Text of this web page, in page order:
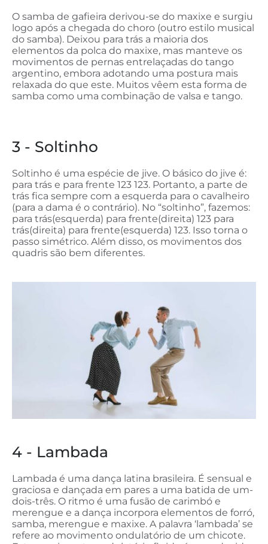
O samba de gafieira derivou-se do maxixe e surgiu
logo após a chegada do choro (outro estilo musical
do samba). Deixou para trás a maioria dos
elementos da polca do maxixe, mas manteve os
movimentos de pernas entrelaçadas do tango
argentino, embora adotando uma postura mais
relaxada do que este. Muitos vêem esta forma de
samba como uma combinação de valsa e tango.
3 - Soltinho
Soltinho é uma espécie de jive. O básico do jive é:
para trás e para frente 123 123. Portanto, a parte de
trás fica sempre com a esquerda para o cavalheiro
(para a dama é o contrário). No “soltinho”, fazemos:
para trás(esquerda) para frente(direita) 123 para
trás(direita) para frente(esquerda) 123. Isso torna o
passo simétrico. Além disso, os movimentos dos
quadris são bem diferentes.
4 - Lambada
Lambada é uma dança latina brasileira. É sensual e
graciosa e dançada em pares a uma batida de um-
dois-três. O ritmo é uma fusão de carimbó e
merengue e a dança incorpora elementos de forró,
samba, merengue e maxixe. A palavra ‘lambada’ se
refere ao movimento ondulatório de um chicote.